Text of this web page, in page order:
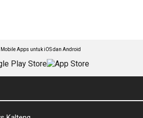
Apps untuk iOS dan Android